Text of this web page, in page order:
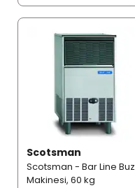
Scotsman
Scotsman - Bar Line Buz
Makinesi, 60 kg